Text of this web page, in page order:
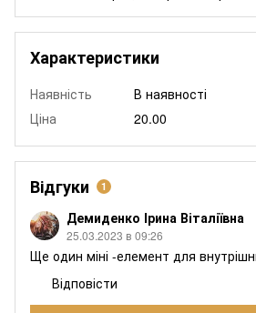
Характеристики
Наявність
В наявності
Ціна
20.00
Відгуки 1
Демиденко Ірина Віталіївна
25.03.2023 в 09:26
Ще один міні -елемент для
Відповісти